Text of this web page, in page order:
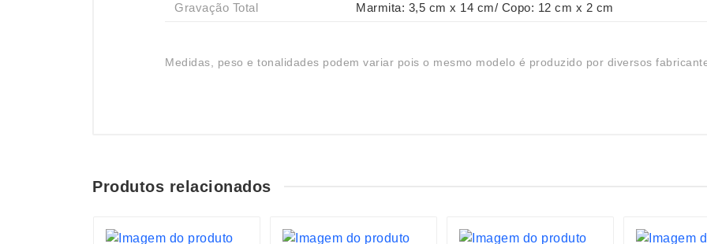
Gravação Total Marmita: 3,5 cm x 14 cm/ Copo: 12 cm x 2 cm
Medidas, peso e tonalidades podem variar pois o mesmo modelo é produzido por diversos
Produtos relacionados